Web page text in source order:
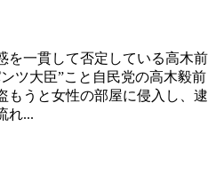
を一貫して否定している高木前
ツ大臣”こと自民党の高木毅前
もうと女性の部屋に侵入し、逮
れ...